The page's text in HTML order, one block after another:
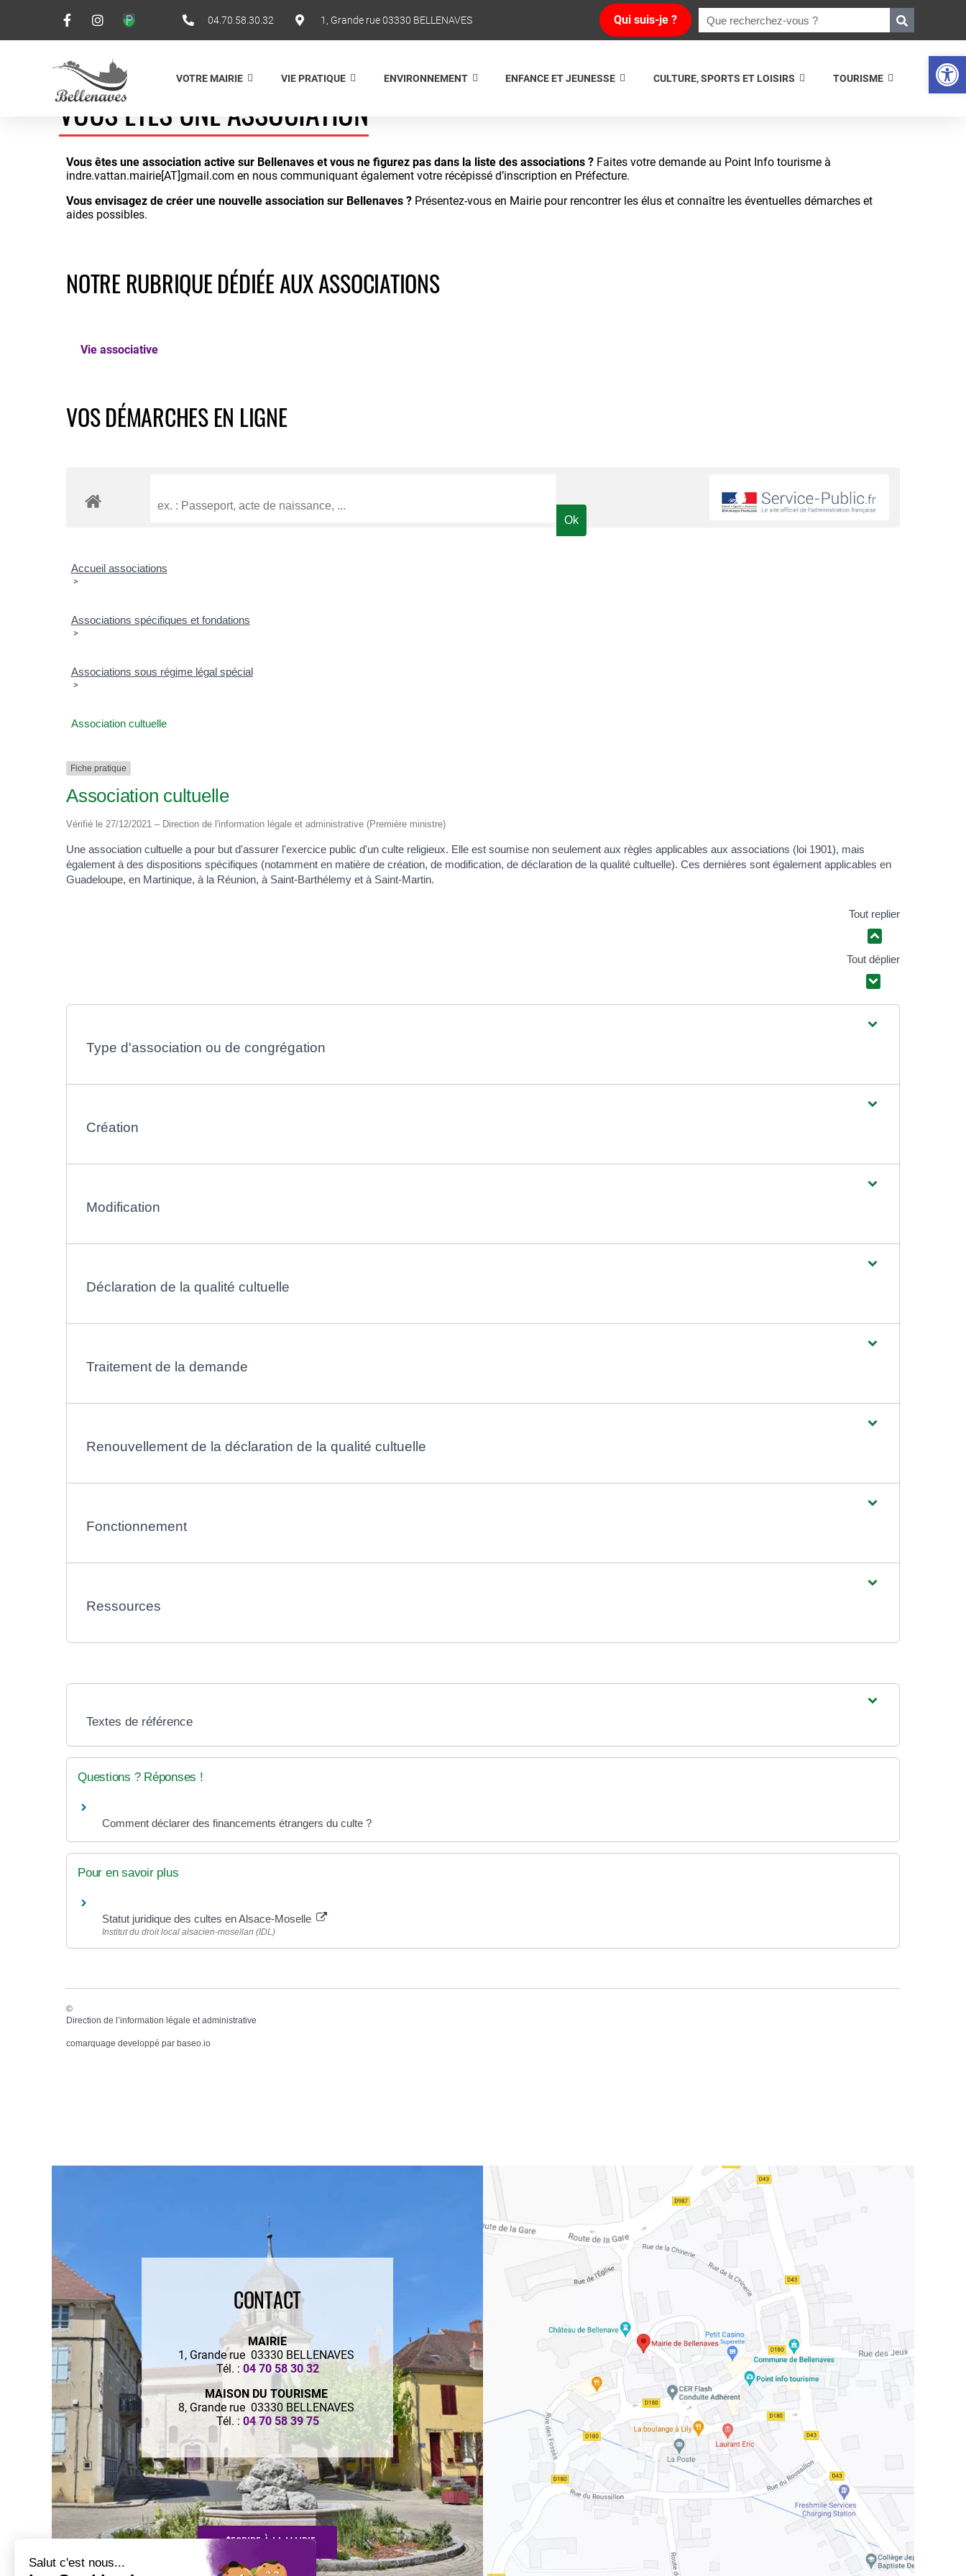
Ouvrir
04.70.58.30.32 1, Grande rue 03330 BELLENAVES Qui suis-je ?
VOTRE MAIRIE VIE PRATIQUE ENVIRONNEMENT ENFANCE ET JEUNESSE CULTURE, SPORTS ET LOISIRS TOURISME
VOUS ÊTES UNE ASSOCIATION
Vous êtes une association active sur Bellenaves et vous ne figurez pas dans la liste des associations ? Faites votre demande au Point Info tourisme à
indre.vattan.mairie[AT]gmail.com en nous communiquant également votre récépissé d’inscription en Préfecture.
Vous envisagez de créer une nouvelle association sur Bellenaves ? Présentez-vous en Mairie pour rencontrer les élus et connaître les éventuelles démarches et
aides possibles.
NOTRE RUBRIQUE DÉDIÉE AUX ASSOCIATIONS
Vie associative
VOS DÉMARCHES EN LIGNE
Accueil associations
>
Associations spécifiques et fondations
>
Associations sous régime légal spécial
>
Association cultuelle
Fiche pratique
Association cultuelle
Vérifié le 27/12/2021 – Direction de l'information légale et administrative (Première ministre)
Une association cultuelle a pour but d'assurer l'exercice public d'un culte religieux. Elle est soumise non seulement aux règles applicables aux associations (loi 1901), mais
également à des dispositions spécifiques (notamment en matière de création, de modification, de déclaration de la qualité cultuelle). Ces dernières sont également applicables en
Guadeloupe, en Martinique, à la Réunion, à Saint-Barthélemy et à Saint-Martin.
Tout replier
Tout déplier
Type d'association ou de congrégation
Création
Modification
Déclaration de la qualité cultuelle
Traitement de la demande
Renouvellement de la déclaration de la qualité cultuelle
Fonctionnement
Ressources
Textes de référence
Questions ? Réponses !
Comment déclarer des financements étrangers du culte ?
Pour en savoir plus
Statut juridique des cultes en Alsace-Moselle
Institut du droit local alsacien-mosellan (IDL)
©
Direction de l’information légale et administrative
comarquage developpé par baseo.io
CONTACT
MAIRIE
1, Grande rue 03330 BELLENAVES
Tél. : 04 70 58 30 32
MAISON DU TOURISME
8, Grande rue 03330 BELLENAVES
Tél. : 04 70 58 39 75
ECRIRE À LA MAIRIE